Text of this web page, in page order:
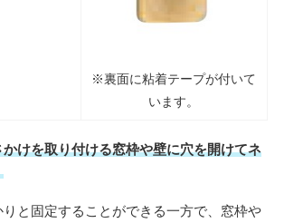
※裏面に粘着テープが付いて
います。
かけを取り付ける窓枠や壁に穴を開けてネ
と固定することができる一方で、窓枠や